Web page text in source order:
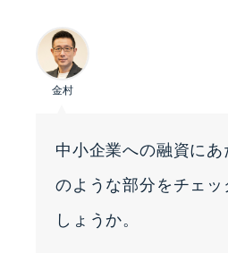
金村
中小企業への融資に
のような部分をチェ
しょうか。